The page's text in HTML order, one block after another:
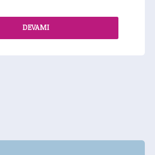
DEVAMI